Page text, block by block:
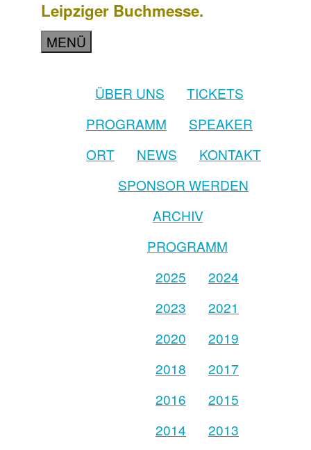
Leipziger Buchmesse.
MENÜ
ÜBER UNS
TICKETS
PROGRAMM
SPEAKER
ORT
NEWS
KONTAKT
SPONSOR WERDEN
ARCHIV
PROGRAMM
2025
2024
2023
2021
2020
2019
2018
2017
2016
2015
2014
2013